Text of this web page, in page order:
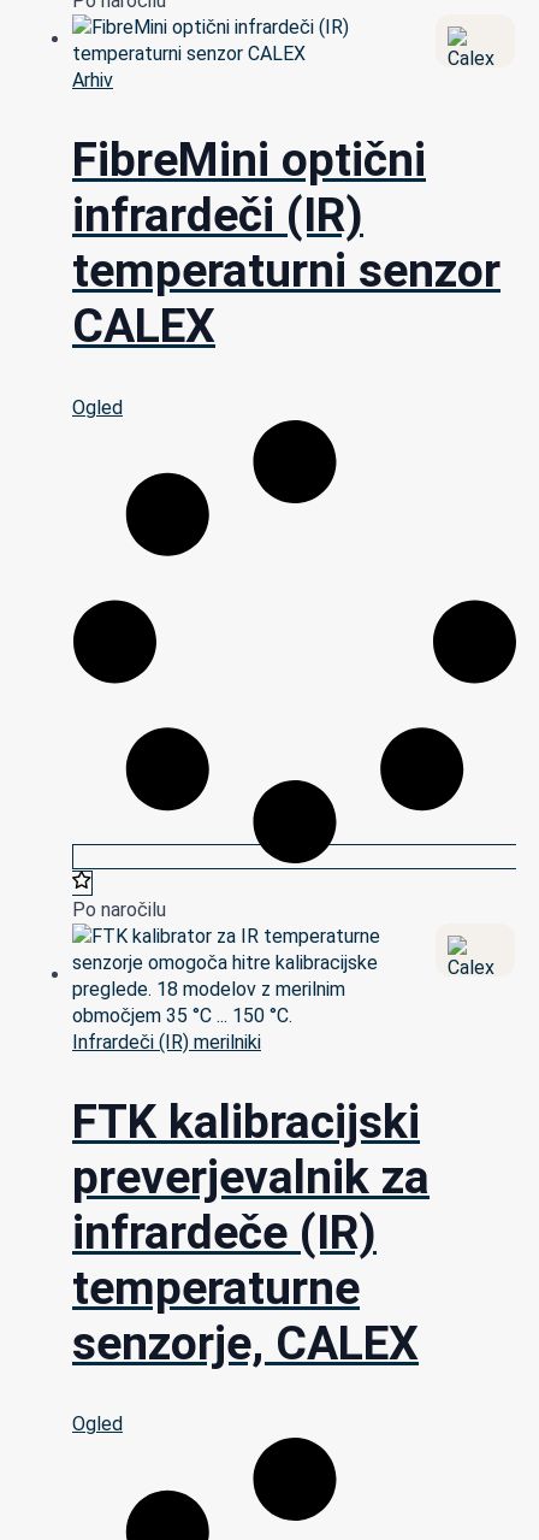
Arhiv
FibreMini optični
infrardeči (IR)
temperaturni senzor
CALEX
Ogled
Po naročilu
Infrardeči (IR) merilniki
FTK kalibracijski
preverjevalnik za
infrardeče (IR)
temperaturne
senzorje, CALEX
Ogled